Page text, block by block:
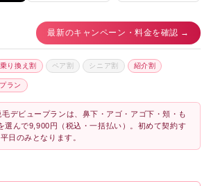
最新のキャンペーン・料金を確認 →
乗り換え割 ペア割 シニア割 紹介割
ラン
毛デビュープランは、鼻下・アゴ・アゴ下・頬・も
選んで9,900円（税込・一括払い）。初めて契約す
日のみとなります。